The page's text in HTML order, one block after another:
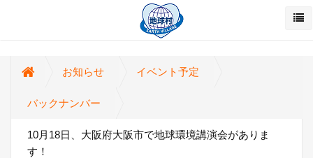
お知らせ イベント予定
バックナンバー
10月18日、大阪府大阪市で地球環境講演会がありま
す！